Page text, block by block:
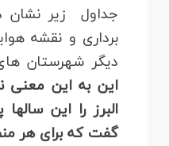
جداول زیر
برداری و نقشه
دیگر شهرستان
این به این
البرز را این
گفت که برای هر